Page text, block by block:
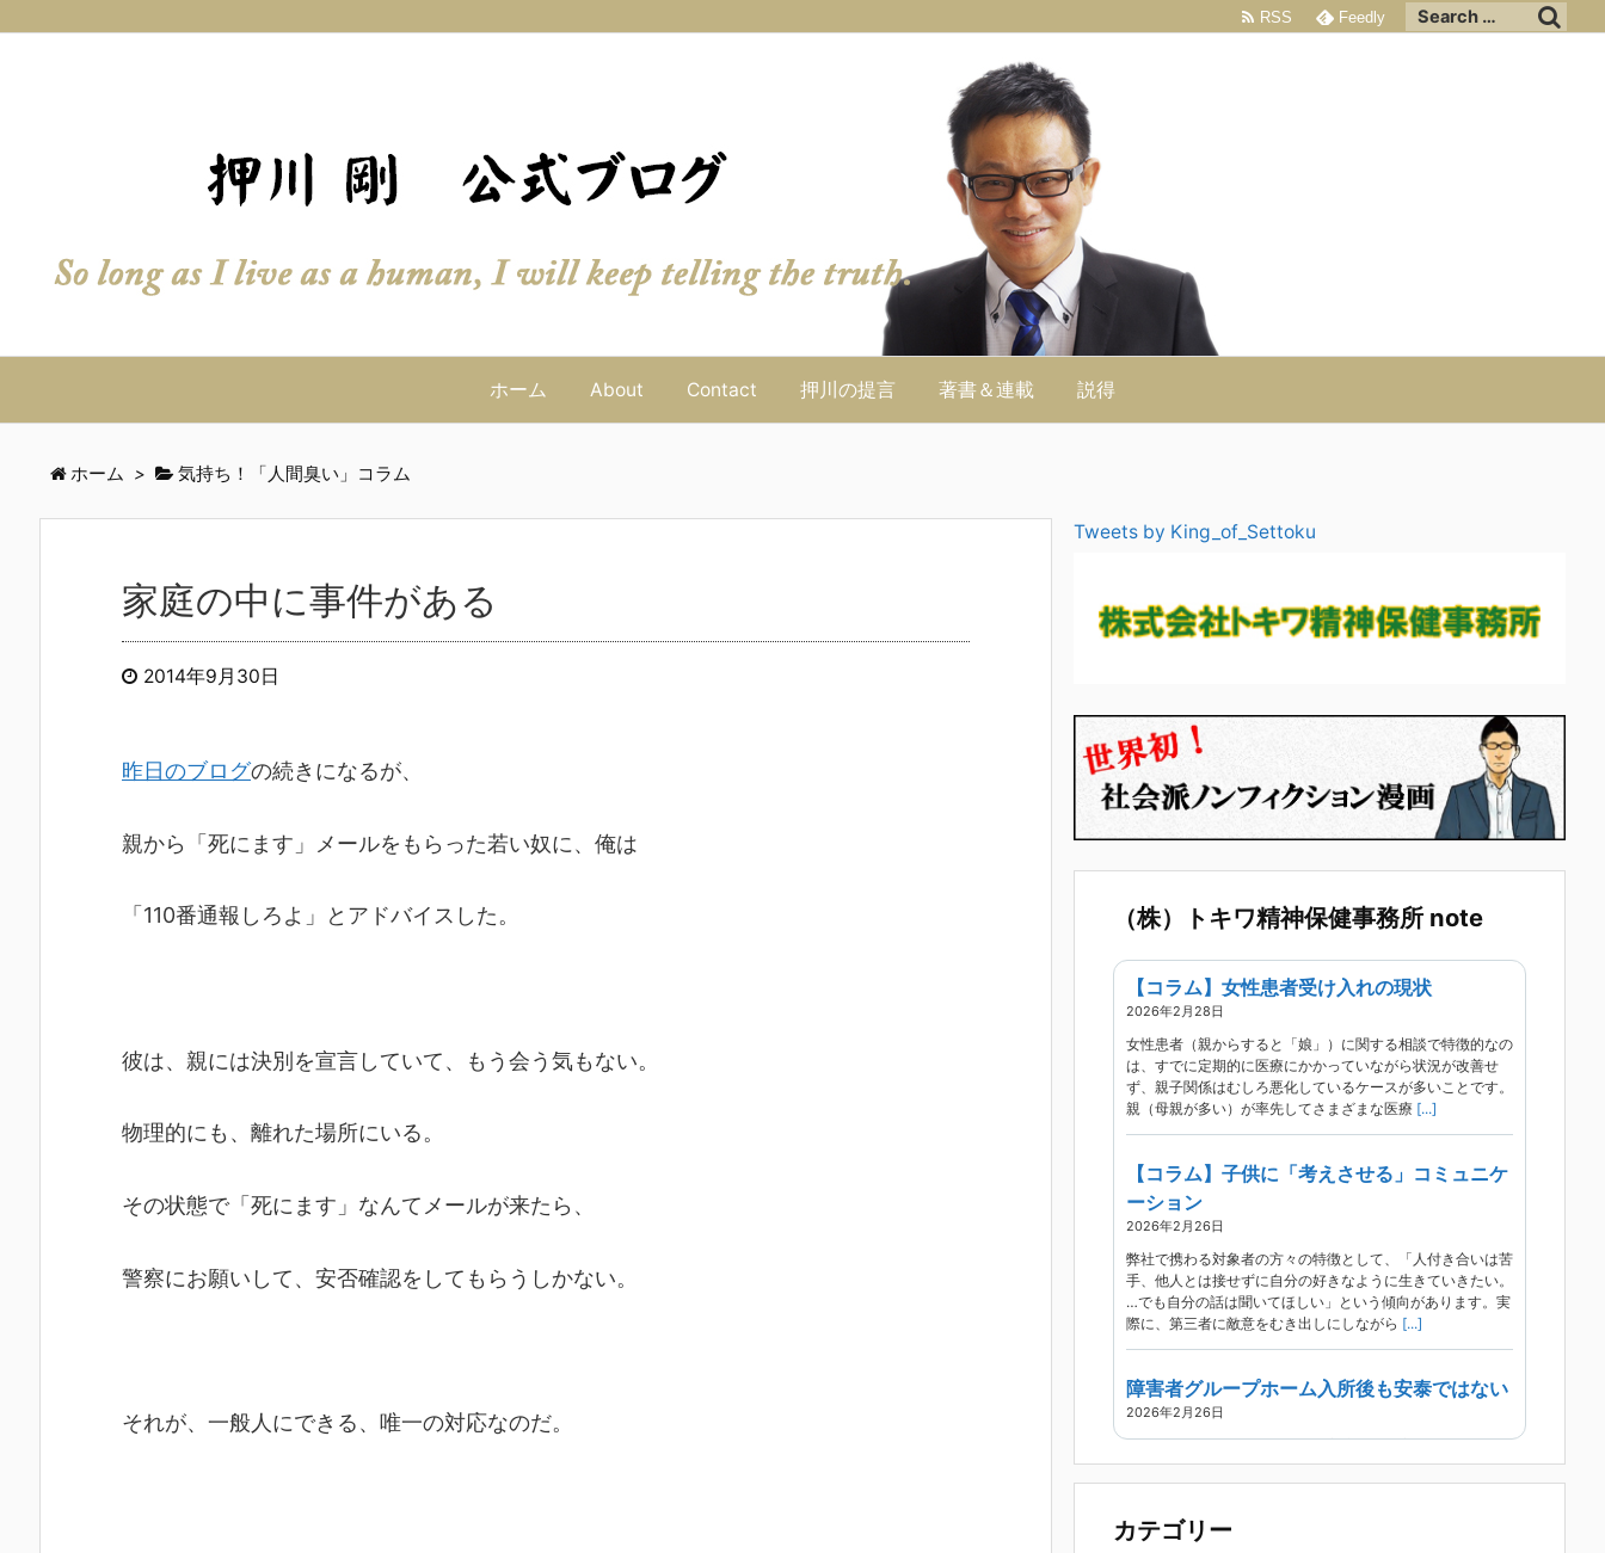
ホーム About Contact 押川の提言 著書＆連載 説得
RSS Feedly
ホーム > 気持ち！「人間臭い」コラム
家庭の中に事件がある
2014年9月30日
昨日のブログの続きになるが、
親から「死にます」メールをもらった若い奴に、俺は
「110番通報しろよ」とアドバイスした。
彼は、親には決別を宣言していて、もう会う気もない。
物理的にも、離れた場所にいる。
その状態で「死にます」なんてメールが来たら、
警察にお願いして、安否確認をしてもらうしかない。
それが、一般人にできる、唯一の対応なのだ。
Tweets by King_of_Settoku
（株）トキワ精神保健事務所 note
【コラム】女性患者受け入れの現状
2026年2月28日
女性患者（親からすると「娘」）に関する相談で特徴的なの
は、すでに定期的に医療にかかっていながら状況が改善せ
ず、親子関係はむしろ悪化しているケースが多いことです。
親（母親が多い）が率先してさまざまな医療 [...]
【コラム】子供に「考えさせる」コミュニケ
ーション
2026年2月26日
弊社で携わる対象者の方々の特徴として、「人付き合いは苦
手、他人とは接せずに自分の好きなように生きていきたい。
…でも自分の話は聞いてほしい」という傾向があります。実
際に、第三者に敵意をむき出しにしながら [...]
障害者グループホーム入所後も安泰ではない
2026年2月26日
現在、精神科病院は早期退院が主流です。家族での受け入れ
や一人暮らしは難しく、かといって本人が施設入所を拒んで
いる（つまり行き先が見つかっていない）ような場合でも、
カテゴリー